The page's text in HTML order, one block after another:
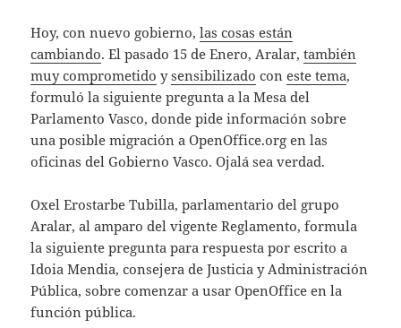
Hoy, con nuevo gobierno,las cosas están
cambiando. El pasado 15 de Enero, Aralar,también
muy comprometido ysensibilizado coneste tema,
formuló la siguiente pregunta a la Mesa del
Parlamento Vasco, donde pide información sobre
una posible migración a OpenOffice.org en las
oficinas del Gobierno Vasco. Ojalá sea verdad.
Oxel Erostarbe Tubilla, parlamentario del grupo
Aralar, al amparo del vigente Reglamento, formula
la siguiente pregunta para respuesta por escrito a
Idoia Mendia, consejera de Justicia y Administración
Pública, sobre comenzar a usar OpenOffice en la
función pública.